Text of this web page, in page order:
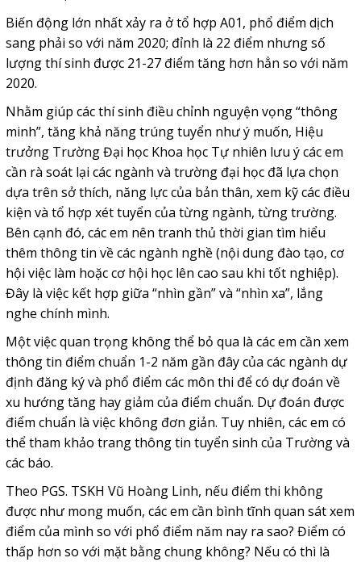
Biến động lớn nhất xảy ra ở tổ hợp A01, phổ điểm dịch
sang phải so với năm 2020; đỉnh là 22 điểm nhưng số
lượng thí sinh được 21-27 điểm tăng hơn hẳn so với năm
2020.
Nhằm giúp các thí sinh điều chỉnh nguyện vọng “thông
minh”, tăng khả năng trúng tuyển như ý muốn, Hiệu
trưởng Trường Đại học Khoa học Tự nhiên lưu ý các em
cần rà soát lại các ngành và trường đại học đã lựa chọn
dựa trên sở thích, năng lực của bản thân, xem kỹ các điều
kiện và tổ hợp xét tuyển của từng ngành, từng trường.
Bên cạnh đó, các em nên tranh thủ thời gian tìm hiểu
thêm thông tin về các ngành nghề (nội dung đào tạo, cơ
hội việc làm hoặc cơ hội học lên cao sau khi tốt nghiệp).
Đây là việc kết hợp giữa “nhìn gần” và “nhìn xa”, lắng
nghe chính mình.
Một việc quan trọng không thể bỏ qua là các em cần xem
thông tin điểm chuẩn 1-2 năm gần đây của các ngành dự
định đăng ký và phổ điểm các môn thi để có dự đoán về
xu hướng tăng hay giảm của điểm chuẩn. Dự đoán được
điểm chuẩn là việc không đơn giản. Tuy nhiên, các em có
thể tham khảo trang thông tin tuyển sinh của Trường và
các báo.
Theo PGS. TSKH Vũ Hoàng Linh, nếu điểm thi không
được như mong muốn, các em cần bình tĩnh quan sát xem
điểm của mình so với phổ điểm năm nay ra sao? Điểm có
thấp hơn so với mặt bằng chung không? Nếu có thì là